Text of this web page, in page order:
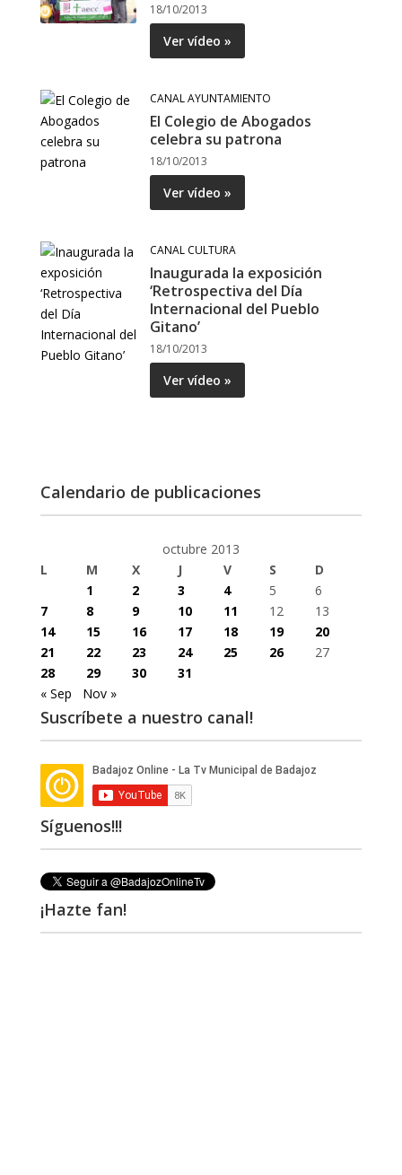
18/10/2013
Ver vídeo »
CANAL AYUNTAMIENTO
El Colegio de Abogados
celebra su patrona
18/10/2013
Ver vídeo »
CANAL CULTURA
Inaugurada la exposición
‘Retrospectiva del Día
Internacional del Pueblo
Gitano’
18/10/2013
Ver vídeo »
Calendario de publicaciones
octubre 2013
L
M X J V S
D
1
2 3 4 5
6
7
8 9 10 11 12
13
14
15 16 17 18 19
20
21
22 23 24 25 26
27
28
29 30
31
« Sep
Nov »
Suscríbete a nuestro canal!
Síguenos!!!
¡Hazte fan!